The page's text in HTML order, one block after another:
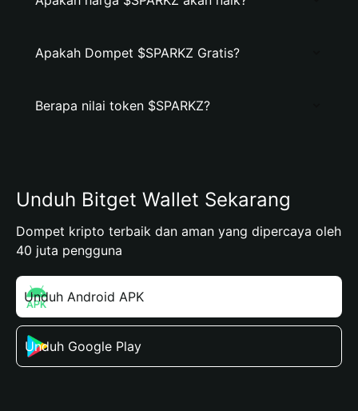
Apakah Dompet $SPARKZ Gratis?
Berapa nilai token $SPARKZ?
Unduh Bitget Wallet Sekarang
Dompet kripto terbaik dan aman yang dipercaya oleh
40 juta pengguna
Unduh Android APK
Unduh Google Play